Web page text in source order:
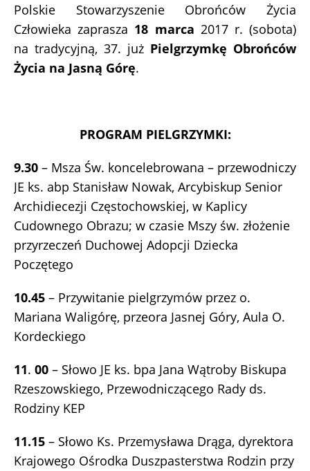
Polskie Stowarzyszenie Obrońców Życia
Człowieka zaprasza 18 marca 2017 r. (sobota)
na tradycyjną, 37. już Pielgrzymkę Obrońców
Życia na Jasną Górę.
PROGRAM PIELGRZYMKI:
9.30 – Msza Św. koncelebrowana – przewodniczy
JE ks. abp Stanisław Nowak, Arcybiskup Senior
Archidiecezji Częstochowskiej, w Kaplicy
Cudownego Obrazu; w czasie Mszy św. złożenie
przyrzeczeń Duchowej Adopcji Dziecka
Poczętego
10.45 – Przywitanie pielgrzymów przez o.
Mariana Waligórę, przeora Jasnej Góry, Aula O.
Kordeckiego
11. 00 – Słowo JE ks. bpa Jana Wątroby Biskupa
Rzeszowskiego, Przewodniczącego Rady ds.
Rodziny KEP
11.15 – Słowo Ks. Przemysława Drąga, dyrektora
Krajowego Ośrodka Duszpasterstwa Rodzin przy